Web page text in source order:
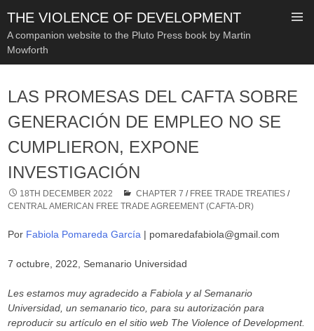
THE VIOLENCE OF DEVELOPMENT
A companion website to the Pluto Press book by Martin
Mowforth
CONTENT
LAS PROMESAS DEL CAFTA SOBRE
GENERACIÓN DE EMPLEO NO SE
CUMPLIERON, EXPONE
INVESTIGACIÓN
18TH DECEMBER 2022 CHAPTER 7 / FREE TRADE TREATIES /
CENTRAL AMERICAN FREE TRADE AGREEMENT (CAFTA-DR)
Por Fabiola Pomareda García | pomaredafabiola@gmail.com
7 octubre, 2022, Semanario Universidad
Les estamos muy agradecido a Fabiola y al Semanario
Universidad, un semanario tico, para su autorización para
reproducir su artículo en el sitio web The Violence of Development.